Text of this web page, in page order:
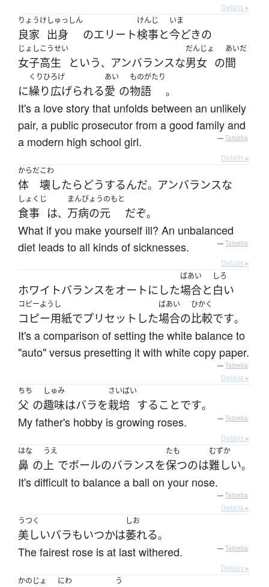
Details ▸
りょうけ
良家
しゅっしん
出身 のエリート
けんじ
検事と
いま
今どきの
じょしこうせい
女子高生 という、 アンバランスな
だんじょ
男女 の
あいだ
間
に
くりひろげ
繰り広げられる
あい
愛 の
ものがたり
物語 。
It's a love story that unfolds between an unlikely
pair, a public prosecutor from a good family and
a modern high school girl.
— Tatoeba
Details ▸
からだ
体
こわ
壊したら どうするんだ。 アンバランスな
しょくじ
食事 は、
まんびょうのもと
万病の元 だぞ。
What if you make yourself ill? An unbalanced
diet leads to all kinds of sicknesses.
— Tatoeba
Details ▸
ホワイトバランスをオート に した
ばあい
場合と
しろ
白い
コピーようし
コピー用紙でプリセット した
ばあい
場合の
ひかく
比較です。
It's a comparison of setting the white balance to
"auto" versus presetting it with white copy paper.
— Tatoeba
Details ▸
ちち
父 の
しゅみ
趣味はバラを
さいばい
栽培 する ことです。
My father's hobby is growing roses. — Tatoeba
Details ▸
はな
鼻 の
うえ
上 でボールのバランスを
たも
保つのは
むずか
難しい。
It's difficult to balance a ball on your nose.
— Tatoeba
Details ▸
うつく
美しいバラもいつかは
しお
萎れる。
The fairest rose is at last withered. — Tatoeba
Details ▸
かのじょ
にわ う